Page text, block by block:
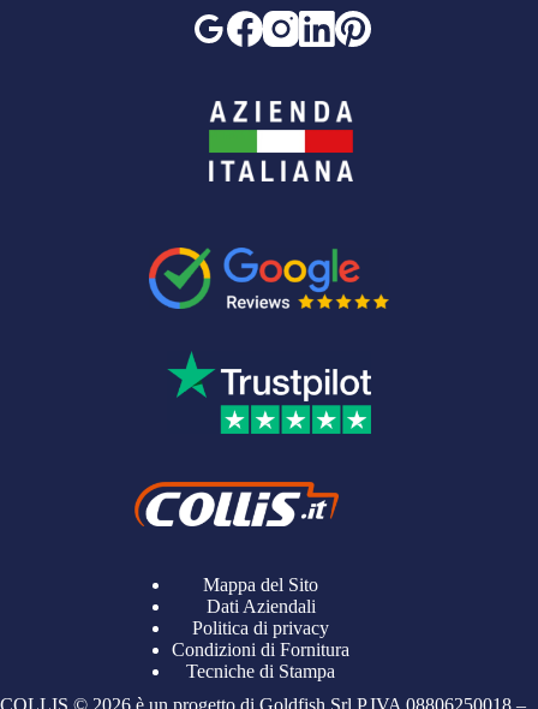
Mappa del Sito
Dati Aziendali
Politica di privacy
Condizioni di Fornitura
Tecniche di Stampa
COLLIS © 2026 è un progetto di Goldfish Srl P.IVA 08806250018 –